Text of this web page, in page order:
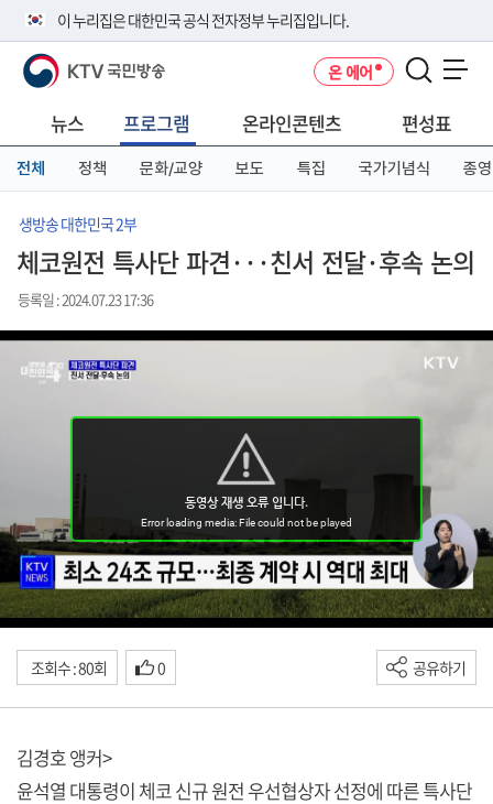
이 누리집은 대한민국 공식 전자정부 누리집입니다.
공식 누리집 주소 확인하기
니다.
이밖에 or.kr 또는 .kr등 다른 도메인 주소를 사용하고 있다면 아래 URL에
서 도메인 주소를 확인해 보세요
KTV 국민방송 온 에어
뉴스 프로그램 온라인콘텐츠 편성표
전체 정책 문화/교양 보도 특집 국가기념식 종영
생방송 대한민국 2부
체코원전 특사단 파견···친서 전달·후속 논의
등록일 : 2024.07.23 17:36
조회수 : 80회 0 공유하기
김경호 앵커>
윤석열 대통령이 체코 신규 원전 우선협상자 선정에 따른 특사단